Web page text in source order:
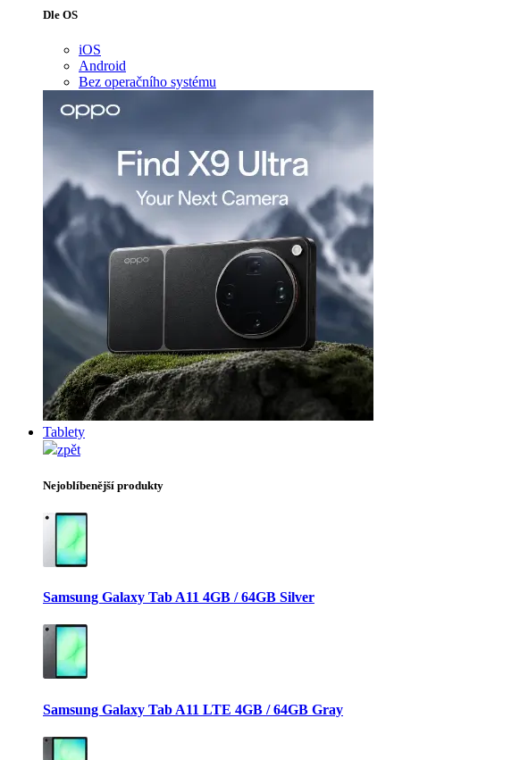
Dle OS
iOS
Android
Bez operačního systému
Tablety
zpět
Nejoblíbenější produkty
Samsung Galaxy Tab A11 4GB / 64GB Silver
Samsung Galaxy Tab A11 LTE 4GB / 64GB Gray